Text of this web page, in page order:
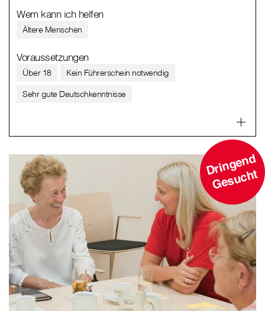
Wem kann ich helfen
Ältere Menschen
Voraussetzungen
Über 18
Kein Führerschein notwendig
Sehr gute Deutschkenntnisse
D
ri
n
g
e
n
d
G
e
s
u
c
ht